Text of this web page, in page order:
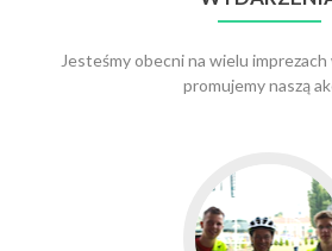
Jesteśmy obecni na wielu imprezach
promujemy naszą